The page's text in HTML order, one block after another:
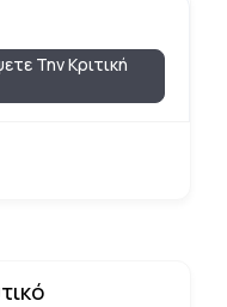
Την Κριτική